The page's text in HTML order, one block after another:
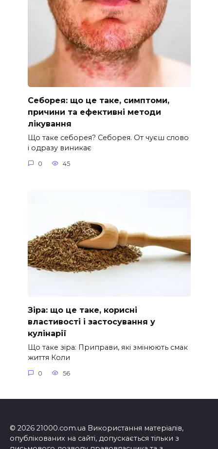
Себорея: що це таке, симптоми,
причини та ефективні методи
лікування
Що таке себорея? Себорея. От чуєш слово
і одразу виникає
0 45
Зіра: що це таке, корисні
властивості і застосування у
кулінарії
Що таке зіра: Приправи, які змінюють смак
життя Коли
0 56
© 2026 21000.com.ua Використання матеріалів,
опублікованих на сайті, допускається тільки з